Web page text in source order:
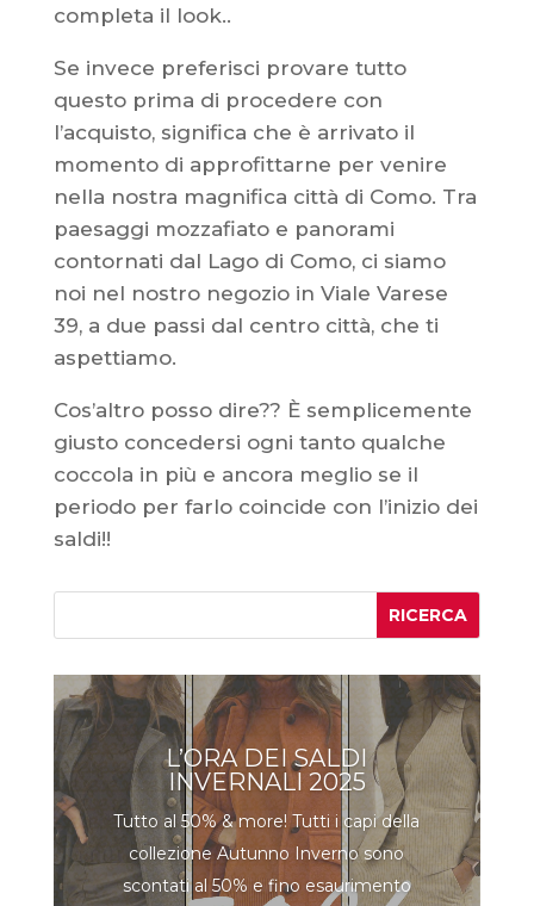
completa il look..
Se invece preferisci provare tutto
questo prima di procedere con
l’acquisto, significa che è arrivato il
momento di approfittarne per venire
nella nostra magnifica città di Como. Tra
paesaggi mozzafiato e panorami
contornati dal Lago di Como, ci siamo
noi nel nostro negozio in Viale Varese
39, a due passi dal centro città, che ti
aspettiamo.
Cos’altro posso dire?? È semplicemente
giusto concedersi ogni tanto qualche
coccola in più e ancora meglio se il
periodo per farlo coincide con l’inizio dei
saldi!!
L’ORA DEI SALDI
INVERNALI 2025
Tutto al 50% & more! Tutti i capi della
collezione Autunno Inverno sono
scontati al 50% e fino esaurimento